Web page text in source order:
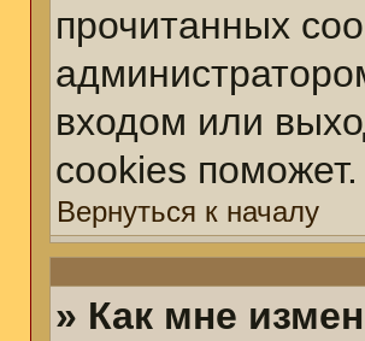
прочитанных
входом или
cookies поможет.
Вернуться к началу
» Как мне